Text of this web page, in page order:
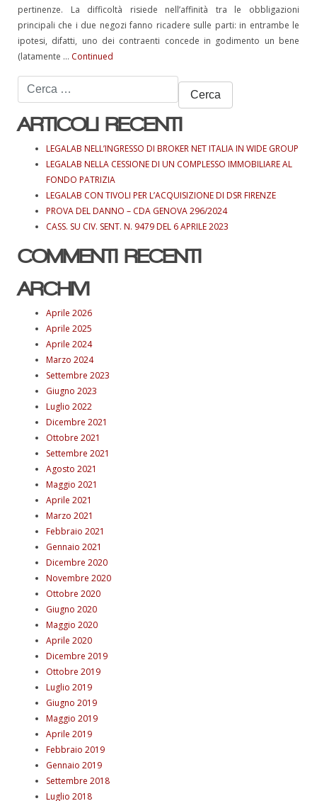
pertinenze. La difficoltà risiede nell’affinità tra le obbligazioni
principali che i due negozi fanno ricadere sulle parti: in entrambe le
ipotesi, difatti, uno dei contraenti concede in godimento un bene
(latamente … Continued
Ricerca
per:
ARTICOLI RECENTI
LEGALAB NELL’INGRESSO DI BROKER NET ITALIA IN WIDE GROUP
LEGALAB NELLA CESSIONE DI UN COMPLESSO IMMOBILIARE AL
FONDO PATRIZIA
LEGALAB CON TIVOLI PER L’ACQUISIZIONE DI DSR FIRENZE
PROVA DEL DANNO – CDA GENOVA 296/2024
CASS. SU CIV. SENT. N. 9479 DEL 6 APRILE 2023
COMMENTI RECENTI
ARCHIVI
Aprile 2026
Aprile 2025
Aprile 2024
Marzo 2024
Settembre 2023
Giugno 2023
Luglio 2022
Dicembre 2021
Ottobre 2021
Settembre 2021
Agosto 2021
Maggio 2021
Aprile 2021
Marzo 2021
Febbraio 2021
Gennaio 2021
Dicembre 2020
Novembre 2020
Ottobre 2020
Giugno 2020
Maggio 2020
Aprile 2020
Dicembre 2019
Ottobre 2019
Luglio 2019
Giugno 2019
Maggio 2019
Aprile 2019
Febbraio 2019
Gennaio 2019
Settembre 2018
Luglio 2018